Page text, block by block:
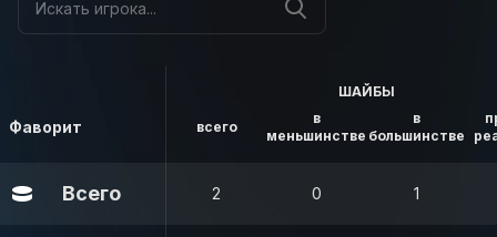
Фаворит
ШАЙБЫ
всего
в
меньшинстве
в
большинстве
Всего 2 0 1